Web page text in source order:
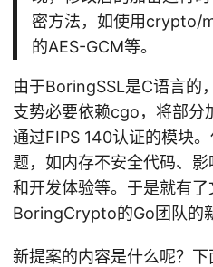
密方法，如使用crypto/
的AES-GCM等。
由于BoringSSL是C语言
支势必要依赖cgo，将部分
通过FIPS 140认证的模块
题，如内存不安全代码、
和开发体验等。于是就有
BoringCrypto的Go团队的
新提案的内容是什么呢？下